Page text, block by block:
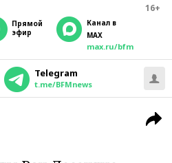
16+
прямой
эфир
Канал в
MAX
max.ru/bfm
Telegram
t.me/BFMnews